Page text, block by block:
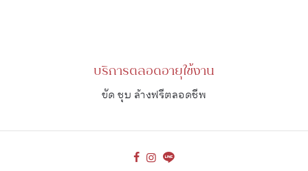
บริการตลอดอายุใช้งาน
ขัด ชุบ ล้างฟรีตลอดชีพ